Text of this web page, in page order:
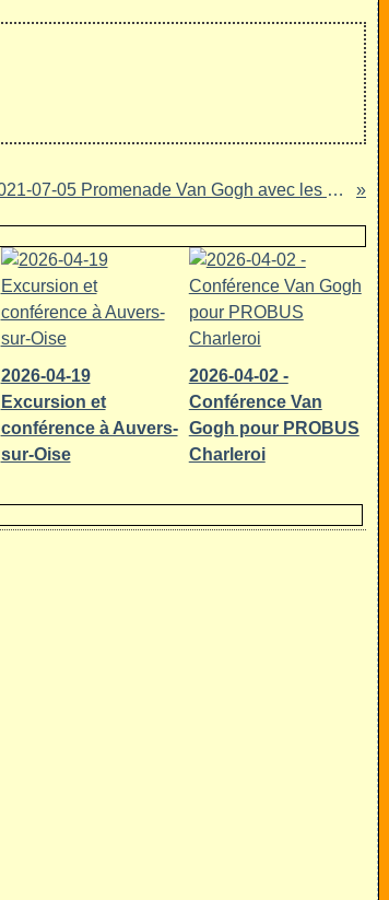
2021-07-05 Promenade Van Gogh avec les "Rando Kids"
2026-04-19
Excursion et
conférence à Auvers-
sur-Oise
2026-04-02 -
Conférence Van
Gogh pour PROBUS
Charleroi